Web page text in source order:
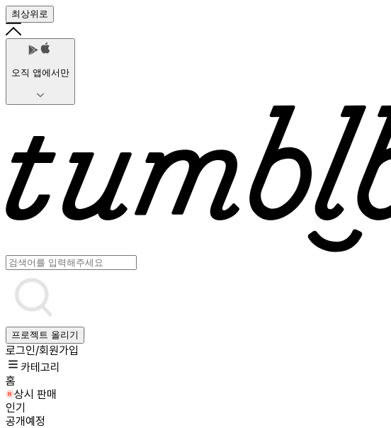
최상위로
오직 앱에서만
프로젝트 올리기
로그인/회원가입
카테고리
홈
상시 판매
인기
공개예정